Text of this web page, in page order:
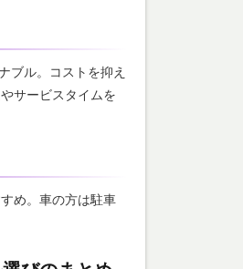
ブル。コストを抑え
サービスタイムを
め。車の方は駐車